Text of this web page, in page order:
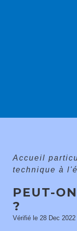
Accueil
technique à
PEUT-
?
Vérifié le 28 Dec